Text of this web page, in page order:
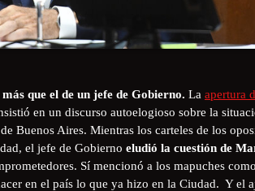
que el de un jefe de Gobierno. La apertura
en un discurso autoelogioso sobre la
Buenos Aires. Mientras los carteles de los
el jefe de Gobierno eludió la cuestión de
Sí mencionó a los mapuches
en el país lo que ya hizo en la Ciudad. Y el